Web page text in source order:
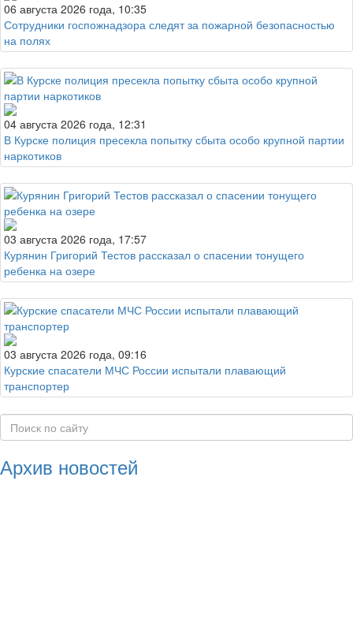
06 августа 2026 года, 10:35
Сотрудники госпожнадзора следят за пожарной безопасностью
на полях
04 августа 2026 года, 12:31
В Курске полиция пресекла попытку сбыта особо крупной партии
наркотиков
03 августа 2026 года, 17:57
Курянин Григорий Тестов рассказал о спасении тонущего
ребенка на озере
03 августа 2026 года, 09:16
Курские спасатели МЧС России испытали плавающий
транспортер
Архив новостей